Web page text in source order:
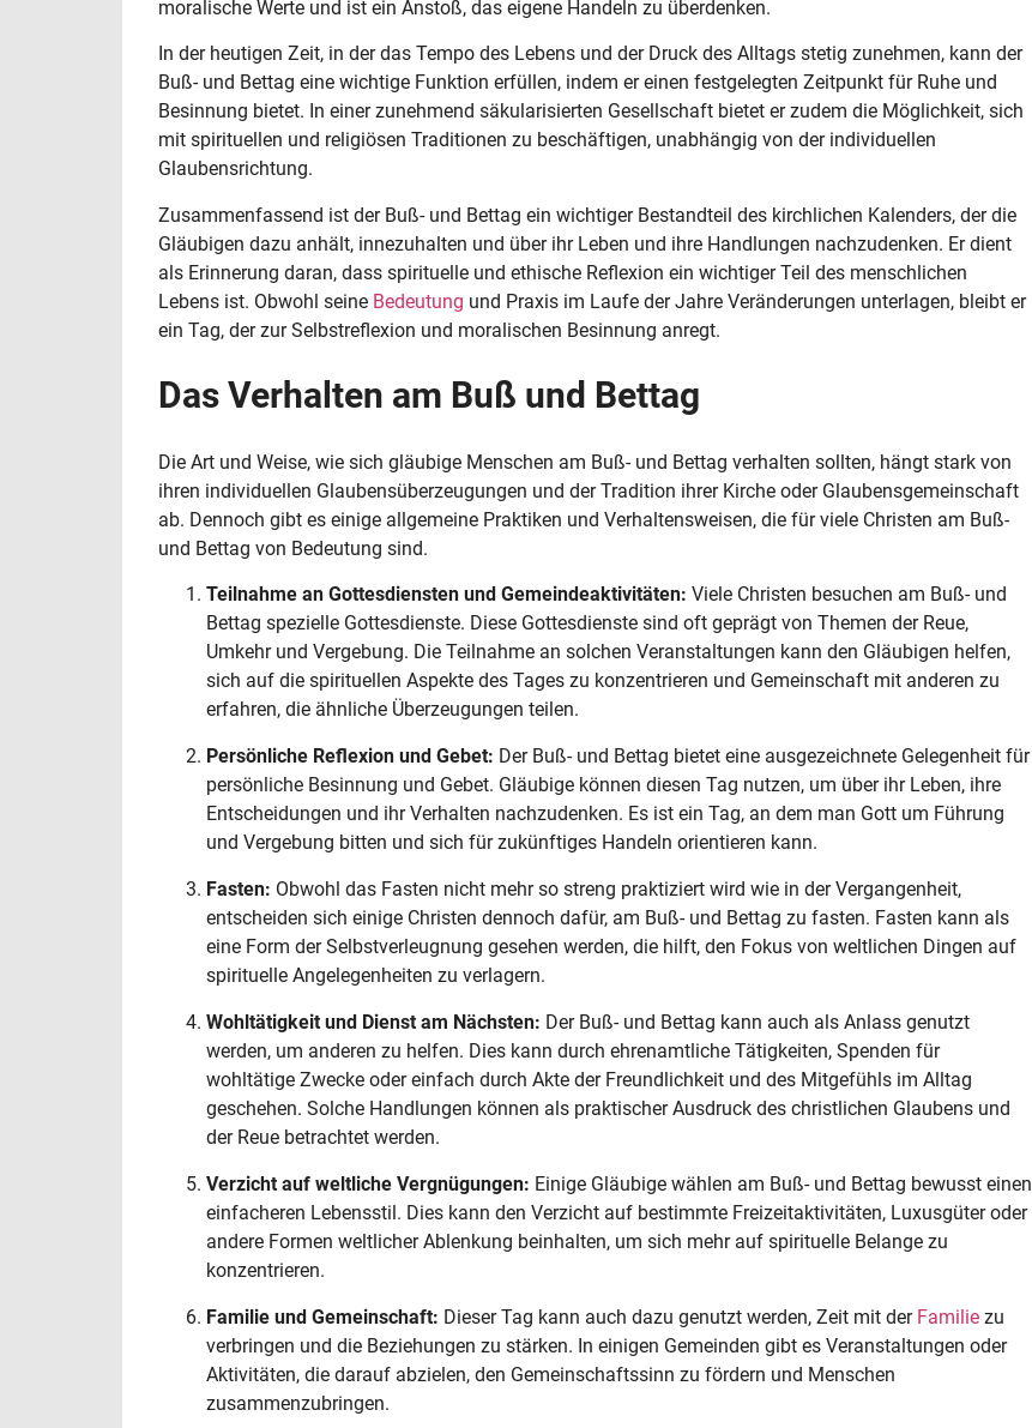
moralische Werte und ist ein Anstoß, das eigene Handeln zu überdenken.
In der heutigen Zeit, in der das Tempo des Lebens und der Druck des Alltags stetig zunehmen, kann der
Buß- und Bettag eine wichtige Funktion erfüllen, indem er einen festgelegten Zeitpunkt für Ruhe und
Besinnung bietet. In einer zunehmend säkularisierten Gesellschaft bietet er zudem die Möglichkeit, sich
mit spirituellen und religiösen Traditionen zu beschäftigen, unabhängig von der individuellen
Glaubensrichtung.
Zusammenfassend ist der Buß- und Bettag ein wichtiger Bestandteil des kirchlichen Kalenders, der die
Gläubigen dazu anhält, innezuhalten und über ihr Leben und ihre Handlungen nachzudenken. Er dient
als Erinnerung daran, dass spirituelle und ethische Reflexion ein wichtiger Teil des menschlichen
Lebens ist. Obwohl seine Bedeutung und Praxis im Laufe der Jahre Veränderungen unterlagen, bleibt er
ein Tag, der zur Selbstreflexion und moralischen Besinnung anregt.
Das Verhalten am Buß und Bettag
Die Art und Weise, wie sich gläubige Menschen am Buß- und Bettag verhalten sollten, hängt stark von
ihren individuellen Glaubensüberzeugungen und der Tradition ihrer Kirche oder Glaubensgemeinschaft
ab. Dennoch gibt es einige allgemeine Praktiken und Verhaltensweisen, die für viele Christen am Buß-
und Bettag von Bedeutung sind.
Teilnahme an Gottesdiensten und Gemeindeaktivitäten: Viele Christen besuchen am Buß- und
Bettag spezielle Gottesdienste. Diese Gottesdienste sind oft geprägt von Themen der Reue,
Umkehr und Vergebung. Die Teilnahme an solchen Veranstaltungen kann den Gläubigen helfen,
sich auf die spirituellen Aspekte des Tages zu konzentrieren und Gemeinschaft mit anderen zu
erfahren, die ähnliche Überzeugungen teilen.
Persönliche Reflexion und Gebet: Der Buß- und Bettag bietet eine ausgezeichnete Gelegenheit für
persönliche Besinnung und Gebet. Gläubige können diesen Tag nutzen, um über ihr Leben, ihre
Entscheidungen und ihr Verhalten nachzudenken. Es ist ein Tag, an dem man Gott um Führung
und Vergebung bitten und sich für zukünftiges Handeln orientieren kann.
Fasten: Obwohl das Fasten nicht mehr so streng praktiziert wird wie in der Vergangenheit,
entscheiden sich einige Christen dennoch dafür, am Buß- und Bettag zu fasten. Fasten kann als
eine Form der Selbstverleugnung gesehen werden, die hilft, den Fokus von weltlichen Dingen auf
spirituelle Angelegenheiten zu verlagern.
Wohltätigkeit und Dienst am Nächsten: Der Buß- und Bettag kann auch als Anlass genutzt
werden, um anderen zu helfen. Dies kann durch ehrenamtliche Tätigkeiten, Spenden für
wohltätige Zwecke oder einfach durch Akte der Freundlichkeit und des Mitgefühls im Alltag
geschehen. Solche Handlungen können als praktischer Ausdruck des christlichen Glaubens und
der Reue betrachtet werden.
Verzicht auf weltliche Vergnügungen: Einige Gläubige wählen am Buß- und Bettag bewusst einen
einfacheren Lebensstil. Dies kann den Verzicht auf bestimmte Freizeitaktivitäten, Luxusgüter oder
andere Formen weltlicher Ablenkung beinhalten, um sich mehr auf spirituelle Belange zu
konzentrieren.
Familie und Gemeinschaft: Dieser Tag kann auch dazu genutzt werden, Zeit mit der Familie zu
verbringen und die Beziehungen zu stärken. In einigen Gemeinden gibt es Veranstaltungen oder
Aktivitäten, die darauf abzielen, den Gemeinschaftssinn zu fördern und Menschen
zusammenzubringen.